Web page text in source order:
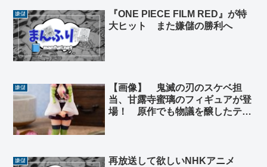
嫌儲
『ONE PIECE FILM RED』が特
大ヒット また嫌儲の勝利へ
嫌儲
【画像】 鬼滅の刃のスケベ担
当、甘露寺蜜璃のフィギュアが登
場！ 原作でも物議を醸したティ
嫌儲 再放送して欲しいNHKアニメ